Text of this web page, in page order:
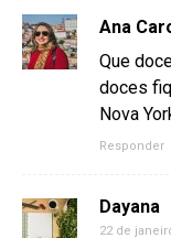
Ana
Que
doces
Nova
Responder
Dayana
22 de